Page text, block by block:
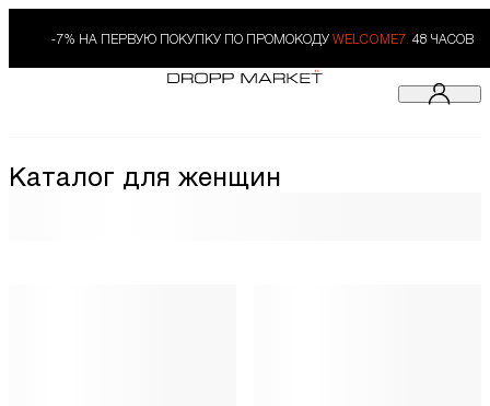
-7% НА ПЕРВУЮ ПОКУПКУ ПО ПРОМОКОДУ WELCOME7. 48 ЧАСОВ
Каталог для женщин